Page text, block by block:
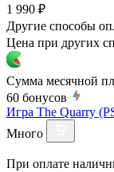
1 990 ₽
Другие способы
Цена при других
Сумма месячной
60 бонусов
Игра The Quarry
Много
При оплате